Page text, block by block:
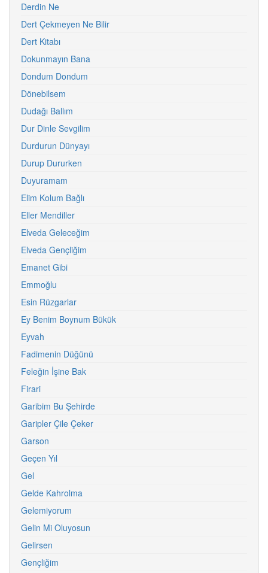
Derdin Ne
Dert Çekmeyen Ne Bilir
Dert Kitabı
Dokunmayın Bana
Dondum Dondum
Dönebilsem
Dudağı Ballım
Dur Dinle Sevgilim
Durdurun Dünyayı
Durup Dururken
Duyuramam
Elim Kolum Bağlı
Eller Mendiller
Elveda Geleceğim
Elveda Gençliğim
Emanet Gibi
Emmoğlu
Esin Rüzgarlar
Ey Benim Boynum Bükük
Eyvah
Fadimenin Düğünü
Feleğin İşine Bak
Firari
Garibim Bu Şehirde
Garipler Çile Çeker
Garson
Geçen Yıl
Gel
Gelde Kahrolma
Gelemiyorum
Gelin Mi Oluyosun
Gelirsen
Gençliğim